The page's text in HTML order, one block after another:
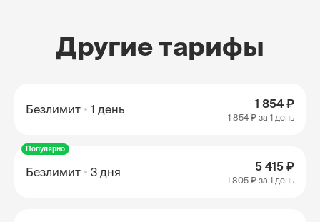
Другие тарифы
Безлимит 1 день 1 854 ₽
1 854 ₽ за 1 день
Популярно
Безлимит 3 дня 5 415 ₽
1 805 ₽ за 1 день